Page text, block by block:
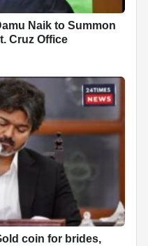
Naik to Summon
Cruz Office
coin for brides,